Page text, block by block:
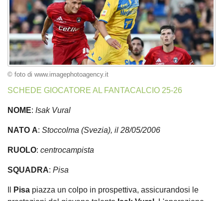
© foto di www.imagephotoagency.it
SCHEDE GIOCATORE AL FANTACALCIO 25-26
NOME: Isak Vural
NATO A: Stoccolma (Svezia), il 28/05/2006
RUOLO: centrocampista
SQUADRA: Pisa
Pisa piazza un colpo in prospettiva, assicurandosi le